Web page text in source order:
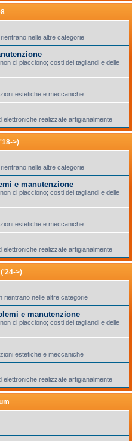
nelle altre categorie
ci piacciono; costi dei tagliandi e delle
estetiche e meccaniche
realizzate artigianalmente
>)
nelle altre categorie
e manutenzione
ci piacciono; costi dei tagliandi e delle
estetiche e meccaniche
realizzate artigianalmente
>)
rientrano nelle altre categorie
e manutenzione
ci piacciono; costi dei tagliandi e delle
estetiche e meccaniche
realizzate artigianalmente